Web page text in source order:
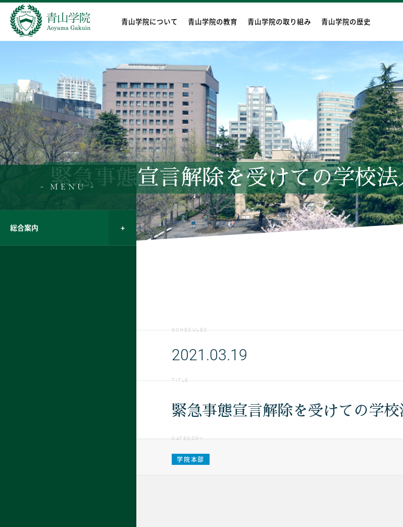
青山学院について 青山学院の教育 青山学院の取り組み 青山学院の歴史
緊急事態宣言解除を受けての学校
- MENU -
総合案内
SCHEDULED
2021.03.19
TITLE
緊急事態宣言解除を受けての学
CATEGORY
学院本部